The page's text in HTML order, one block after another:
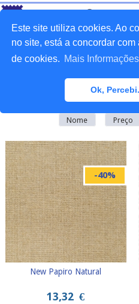
Este site utiliza cookies. Ao
no site, está a concordar
de cookies. Mais Informações
Ok, Percebi.
Existem57
Nome Preço
-40%
New Papiro Natural
13,32 €